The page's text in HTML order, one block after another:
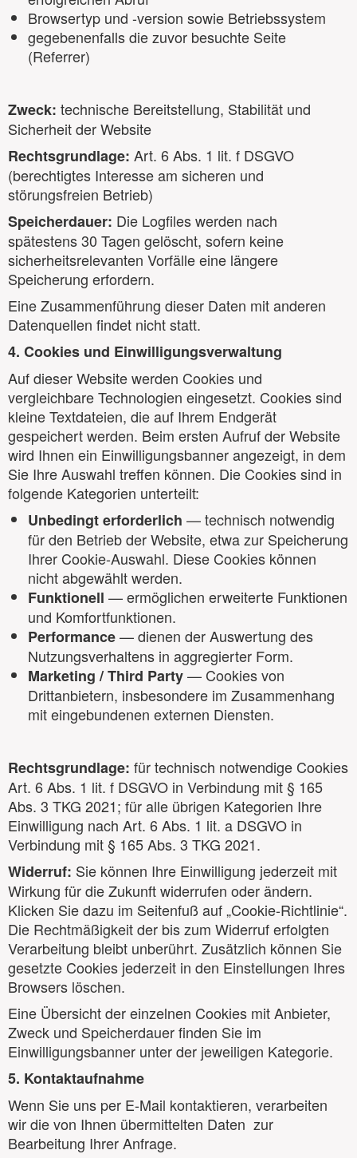
Browsertyp und -version sowie Betriebssystem
gegebenenfalls die zuvor besuchte Seite
(Referrer)
Zweck: technische Bereitstellung, Stabilität und
Sicherheit der Website
Rechtsgrundlage: Art. 6 Abs. 1 lit. f DSGVO
(berechtigtes Interesse am sicheren und
störungsfreien Betrieb)
Speicherdauer: Die Logfiles werden nach
spätestens 30 Tagen gelöscht, sofern keine
sicherheitsrelevanten Vorfälle eine längere
Speicherung erfordern.
Eine Zusammenführung dieser Daten mit anderen
Datenquellen findet nicht statt.
4. Cookies und Einwilligungsverwaltung
Auf dieser Website werden Cookies und
vergleichbare Technologien eingesetzt. Cookies sind
kleine Textdateien, die auf Ihrem Endgerät
gespeichert werden. Beim ersten Aufruf der Website
wird Ihnen ein Einwilligungsbanner angezeigt, in dem
Sie Ihre Auswahl treffen können. Die Cookies sind in
folgende Kategorien unterteilt:
Unbedingt erforderlich — technisch notwendig
für den Betrieb der Website, etwa zur Speicherung
Ihrer Cookie-Auswahl. Diese Cookies können
nicht abgewählt werden.
Funktionell — ermöglichen erweiterte Funktionen
und Komfortfunktionen.
Performance— dienen der Auswertung des
Nutzungsverhaltens in aggregierter Form.
Marketing / Third Party— Cookies von
Drittanbietern, insbesondere im Zusammenhang
mit eingebundenen externen Diensten.
Rechtsgrundlage: für technisch notwendige Cookies
Art. 6 Abs. 1 lit. f DSGVO in Verbindung mit § 165
Abs. 3 TKG 2021; für alle übrigen Kategorien Ihre
Einwilligung nach Art. 6 Abs. 1 lit. a DSGVO in
Verbindung mit § 165 Abs. 3 TKG 2021.
Widerruf: Sie können Ihre Einwilligung jederzeit mit
Wirkung für die Zukunft widerrufen oder ändern.
Klicken Sie dazu im Seitenfuß auf „Cookie-Richtlinie“.
Die Rechtmäßigkeit der bis zum Widerruf erfolgten
Verarbeitung bleibt unberührt. Zusätzlich können Sie
gesetzte Cookies jederzeit in den Einstellungen Ihres
Browsers löschen.
Eine Übersicht der einzelnen Cookies mit Anbieter,
Zweck und Speicherdauer finden Sie im
Einwilligungsbanner unter der jeweiligen Kategorie.
5. Kontaktaufnahme
Wenn Sie uns per E-Mail kontaktieren, verarbeiten
wir die von Ihnen übermittelten Daten zur
Bearbeitung Ihrer Anfrage.